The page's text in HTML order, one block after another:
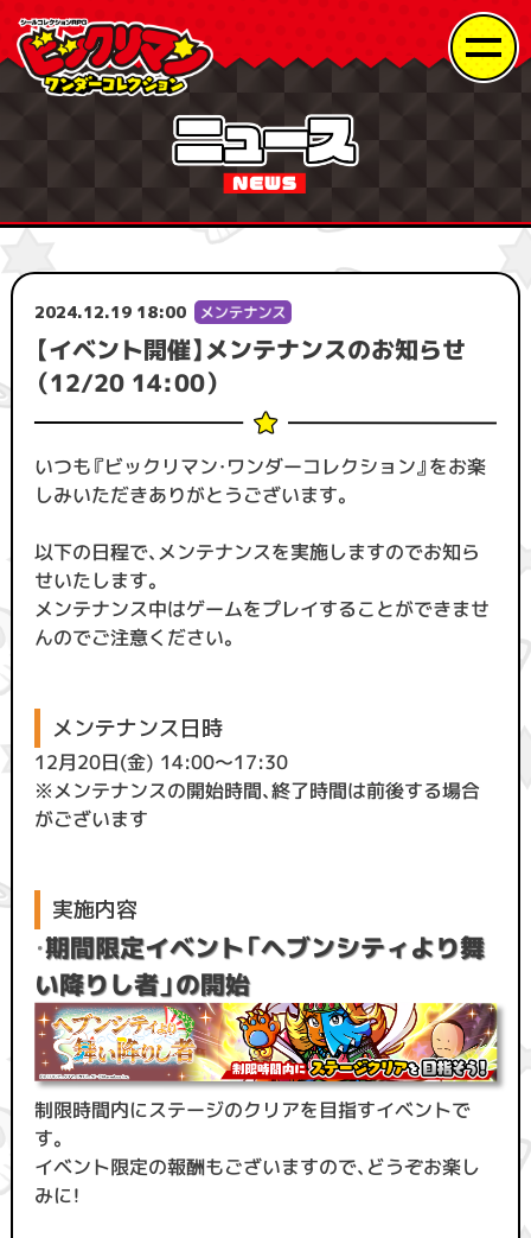
2024.12.19 18:00
【イベント開催】メンテナンスのお知らせ
（12/20 14:00）
いつも『ビックリマン・ワンダーコレクション』をお楽
しみいただきありがとうございます。
以下の日程で、メンテナンスを実施しますのでお知ら
せいたします。
メンテナンス中はゲームをプレイすることができませ
んのでご注意ください。
メンテナンス日時
12月20日(金) 14:00〜17:30
※メンテナンスの開始時間、終了時間は前後する場合
がございます
実施内容
・期間限定イベント「ヘブンシティより舞
い降りし者」の開始
制限時間内にステージのクリアを目指すイベントで
す。
イベント限定の報酬もございますので、どうぞお楽し
みに！